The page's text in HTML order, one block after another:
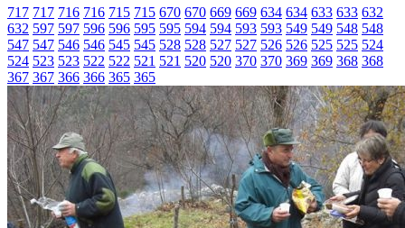
717 717 716 716 715 715 670 670 669 669 634 634 633 633 632
632 597 597 596 596 595 595 594 594 593 593 549 549 548 548
547 547 546 546 545 545 528 528 527 527 526 526 525 525 524
524 523 523 522 522 521 521 520 520 370 370 369 369 368 368
367 367 366 366 365 365